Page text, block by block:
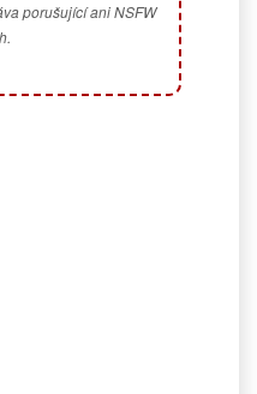
porušující ani NSFW